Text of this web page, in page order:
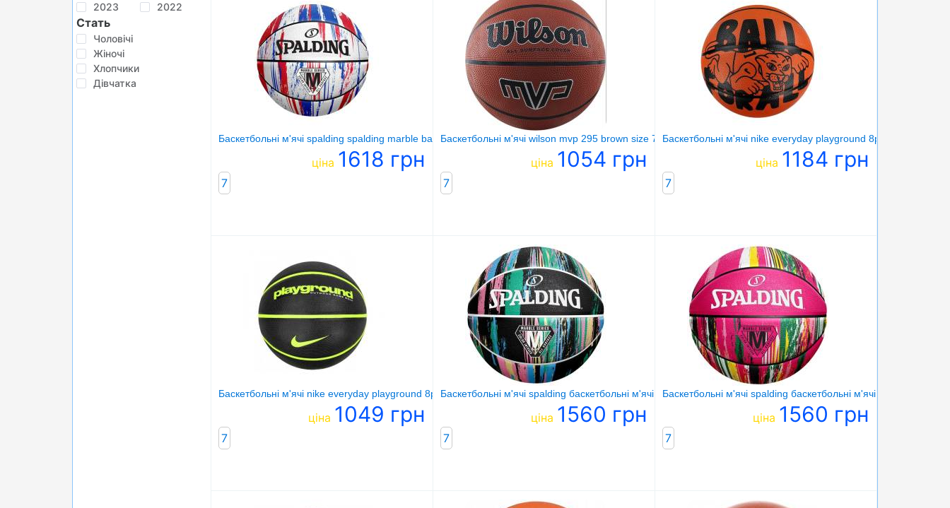
2023
2022
Стать
Чоловічі
Жіночі
Хлопчики
Дівчатка
Баскетбольні м'ячі spalding spalding marble ball червоний
ціна 1618 грн
7
Баскетбольні м'ячі wilson mvp 295 brown size 7
ціна 1054 грн
7
Баскетбольні м'ячі nike everyday playground 8p graphic
ціна 1184 грн
7
Баскетбольні м'ячі nike everyday playground 8p deflated
ціна 1049 грн
7
Баскетбольні м'ячі spalding баскетбольні м'ячі marble ball чорна пастель
ціна 1560 грн
7
Баскетбольні м'ячі spalding баскетбольні м'ячі marble ball
ціна 1560 грн
7